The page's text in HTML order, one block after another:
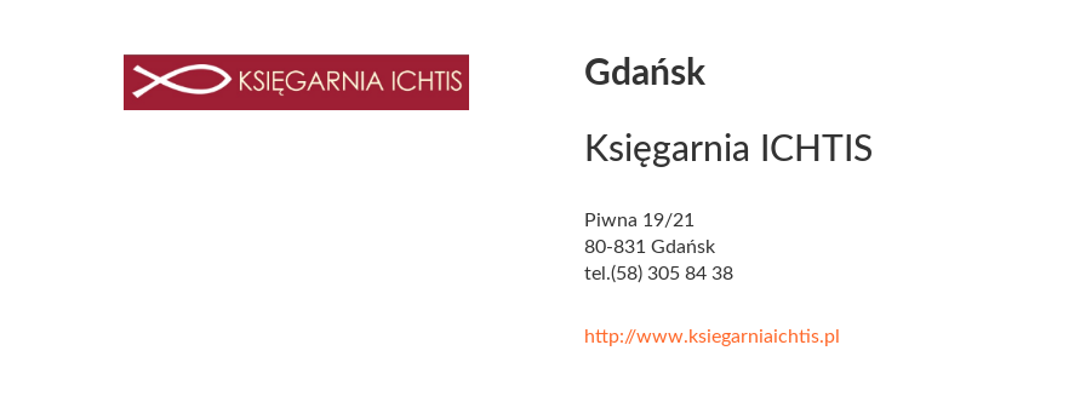
Gdańsk
Księgarnia ICHTIS
Piwna 19/21
80-831 Gdańsk
tel.(58) 305 84 38
http://www.ksiegarniaichtis.pl